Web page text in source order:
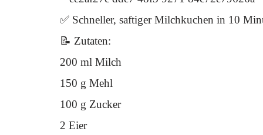
✅ Schneller, saftiger Milchkuchen in 10
📝 Zutaten:
200 ml Milch
150 g Mehl
100 g Zucker
2 Eier